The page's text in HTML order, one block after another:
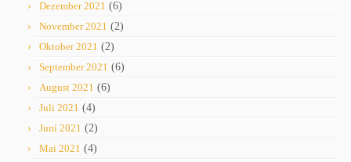
Dezember 2021 (6)
November 2021 (2)
Oktober 2021 (2)
September 2021 (6)
August 2021 (6)
Juli 2021 (4)
Juni 2021 (2)
Mai 2021 (4)